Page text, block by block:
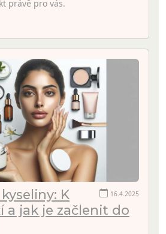
právě pro vás.
16.4.2025
K
a jak je začlenit do